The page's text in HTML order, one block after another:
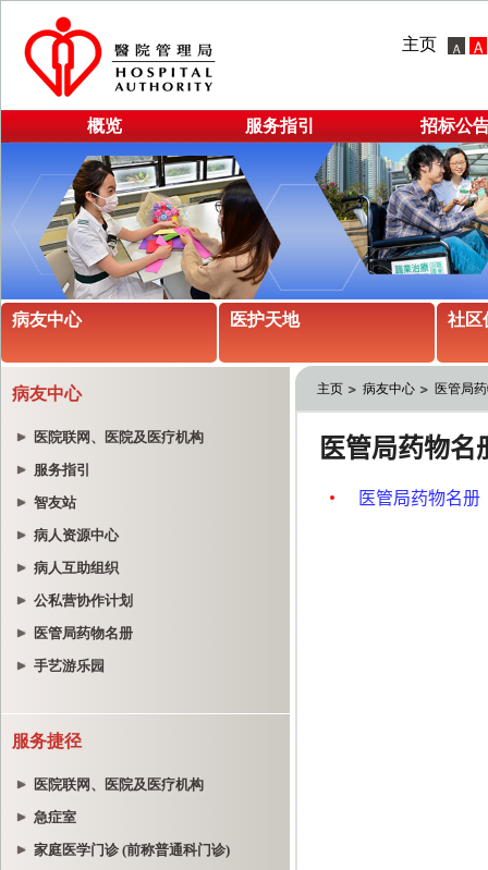
主页
概览 服务指引 招标公
病友中心 医护天地 社区
病友中心
医院联网、医院及医疗机构
服务指引
智友站
病人资源中心
病人互助组织
公私营协作计划
医管局药物名册
手艺游乐园
服务捷径
医院联网、医院及医疗机构
急症室
家庭医学门诊 (前称普通科门诊)
主页 病友中心 医管局